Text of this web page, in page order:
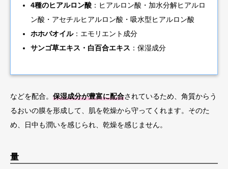
4種のヒアルロン酸 ：ヒアルロン酸・加水分解ヒアルロ
ン酸・アセチルヒアルロン酸・吸水型ヒアルロン酸
ホホバオイル：エモリエント成分
サンゴ草エキス・白百合エキス ：保湿成分
などを配合。 保湿成分が豊富に配合されているため、角質からう
るおいの膜を形成して、肌を乾燥から守ってくれます。そのた
め、日中も潤いを感じられ、乾燥を感じません。
量